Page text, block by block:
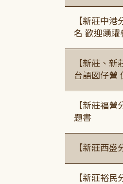
【新莊中
名 歡迎踴躍
【新莊、
台語囡仔營
【新莊福
題書
【新莊西
【新莊裕